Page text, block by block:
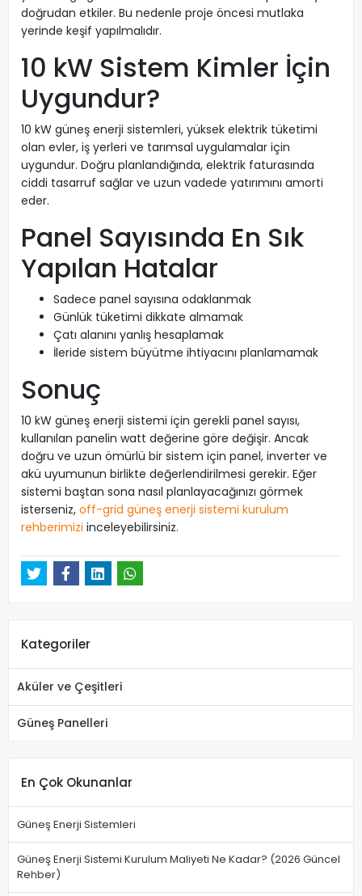
doğrudan etkiler. Bu nedenle proje öncesi mutlaka
yerinde keşif yapılmalıdır.
10 kW Sistem Kimler İçin
Uygundur?
10 kW güneş enerji sistemleri, yüksek elektrik tüketimi
olan evler, iş yerleri ve tarımsal uygulamalar için
uygundur. Doğru planlandığında, elektrik faturasında
ciddi tasarruf sağlar ve uzun vadede yatırımını amorti
eder.
Panel Sayısında En Sık
Yapılan Hatalar
Sadece panel sayısına odaklanmak
Günlük tüketimi dikkate almamak
Çatı alanını yanlış hesaplamak
İleride sistem büyütme ihtiyacını planlamamak
Sonuç
10 kW güneş enerji sistemi için gerekli panel sayısı,
kullanılan panelin watt değerine göre değişir. Ancak
doğru ve uzun ömürlü bir sistem için panel, inverter ve
akü uyumunun birlikte değerlendirilmesi gerekir. Eğer
sistemi baştan sona nasıl planlayacağınızı görmek
isterseniz, off-grid güneş enerji sistemi kurulum
rehberimizi inceleyebilirsiniz.
Kategoriler
Aküler ve Çeşitleri
Güneş Panelleri
En Çok Okunanlar
Güneş Enerji Sistemleri
Güneş Enerji Sistemi Kurulum Maliyeti Ne Kadar? (2026 Güncel
Rehber)